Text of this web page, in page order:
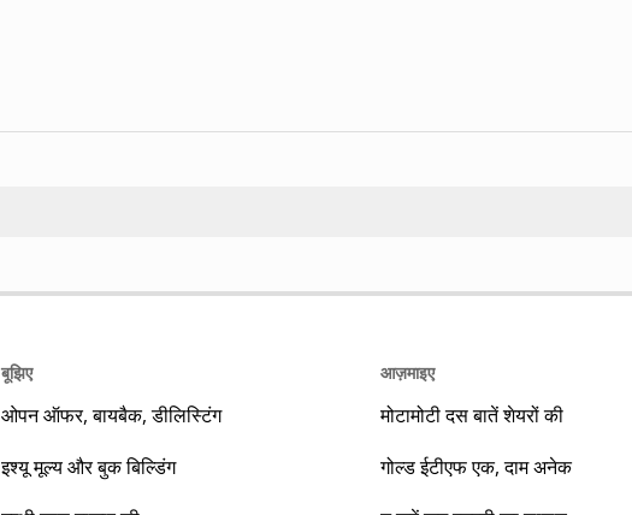
बूझिए
ओपन ऑफर, बायबैक, डीलिस्टिंग
इश्यू मूल्य और बुक बिल्डिंग
आज़माइए
मोटामोटी दस बातें शेयरों की
गोल्ड ईटीएफ एक, दाम अनेक